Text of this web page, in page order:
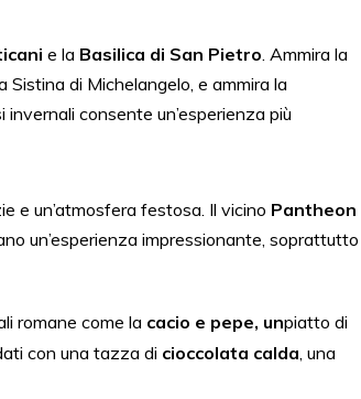
e la Basilica di San Pietro . Ammira la
di Michelangelo, e ammira la
consente un’esperienza più
e un’atmosfera festosa. Il vicino Pantheon
un’esperienza impressionante, soprattutto
romane come la cacio e pepe, unpiatto di
con una tazza di cioccolata calda , una